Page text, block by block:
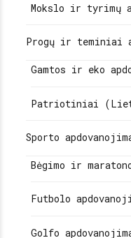
Mokslo ir tyrimų
Progų ir teminiai
Gamtos ir eko
Patriotiniai
Sporto
Bėgimo ir
Futbolo
Golfo